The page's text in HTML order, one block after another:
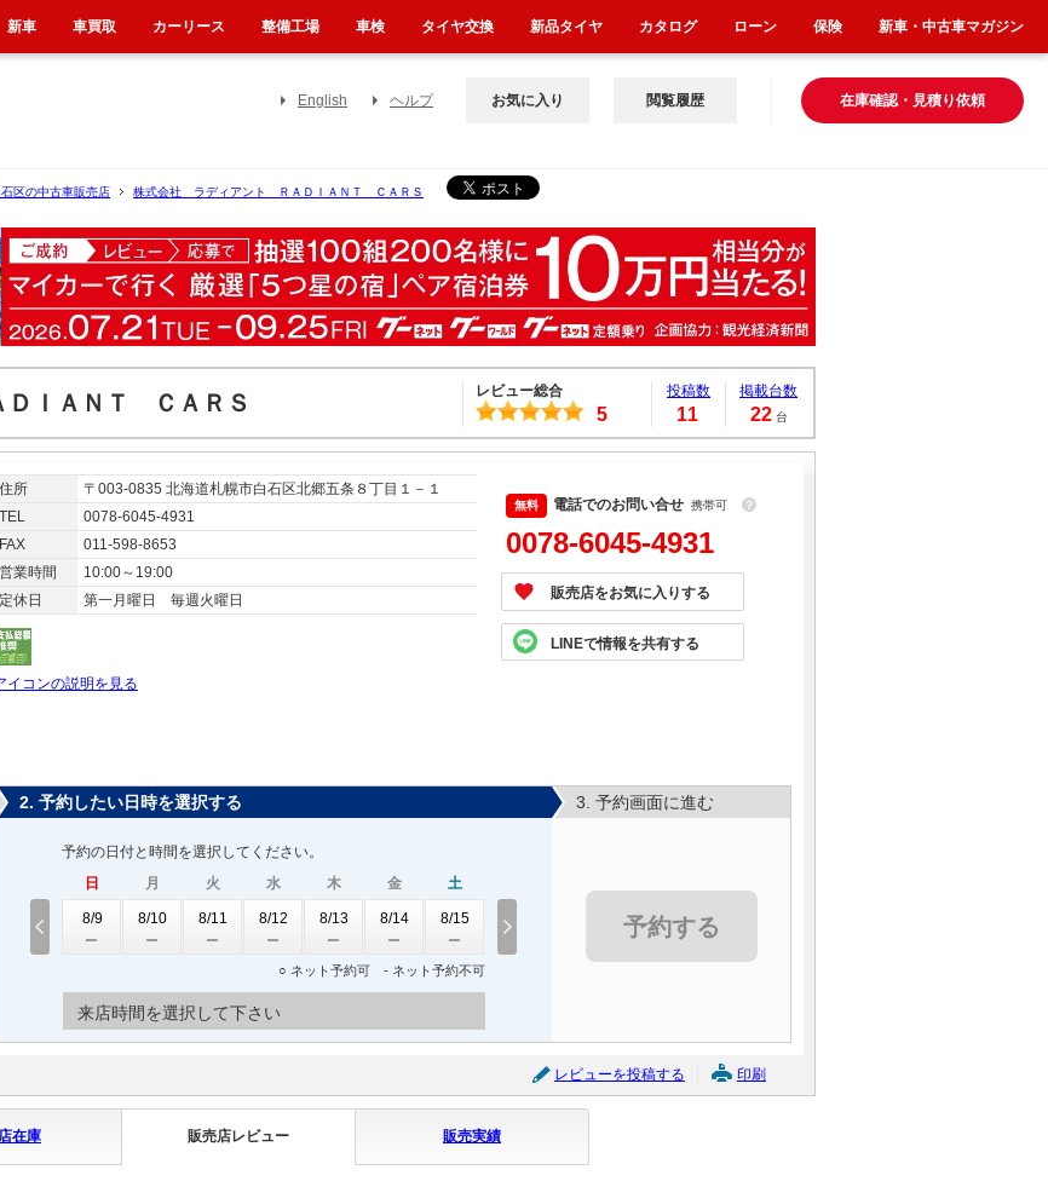
English ヘルプ 在庫確認・見積り依頼
お気に入り 閲覧履歴
区の中古車販売店
株式会社 ラディアント ＲＡＤＩＡＮＴ ＣＡＲＳ
ＩＡＮＴ ＣＡＲＳ レビュー総合
5
投稿数
11
掲載台数
22 台
住所
〒003-0835 北海道札幌市白石区北郷五条８丁目１－１
TEL
0078-6045-4931
FAX
011-598-8653
営業時間
10:00～19:00
定休日
第一月曜日 毎週火曜日
イコンの説明を見る
電話でのお問い合せ 携帯可 ？
0078-6045-4931
販売店をお気に入りする
LINEで情報を共有する
2. 予約したい日時を選択する
予約の日付と時間を選択してください。
日
8/9
月
8/10
火
8/11
水
8/12
木
8/13
金
8/14
土
8/15
○ ネット予約可 - ネット予約不可
来店時間を選択して下さい
3. 予約画面に進む
予約する
レビューを投稿する 印刷
在庫 販売店レビュー 販売実績
新車 車買取 カーリース 整備工場 車検 タイヤ交換 新品タイヤ カタログ ローン 保険 新車・中古車マガジン